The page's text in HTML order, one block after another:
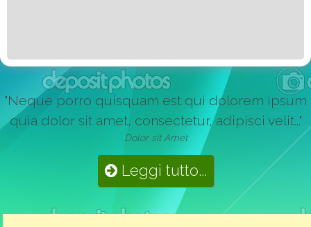
"Neque porro quisquam est qui dolorem ipsum
quia dolor sit amet, consectetur, adipisci velit..."
Dolor sit Amet
Leggi tutto...